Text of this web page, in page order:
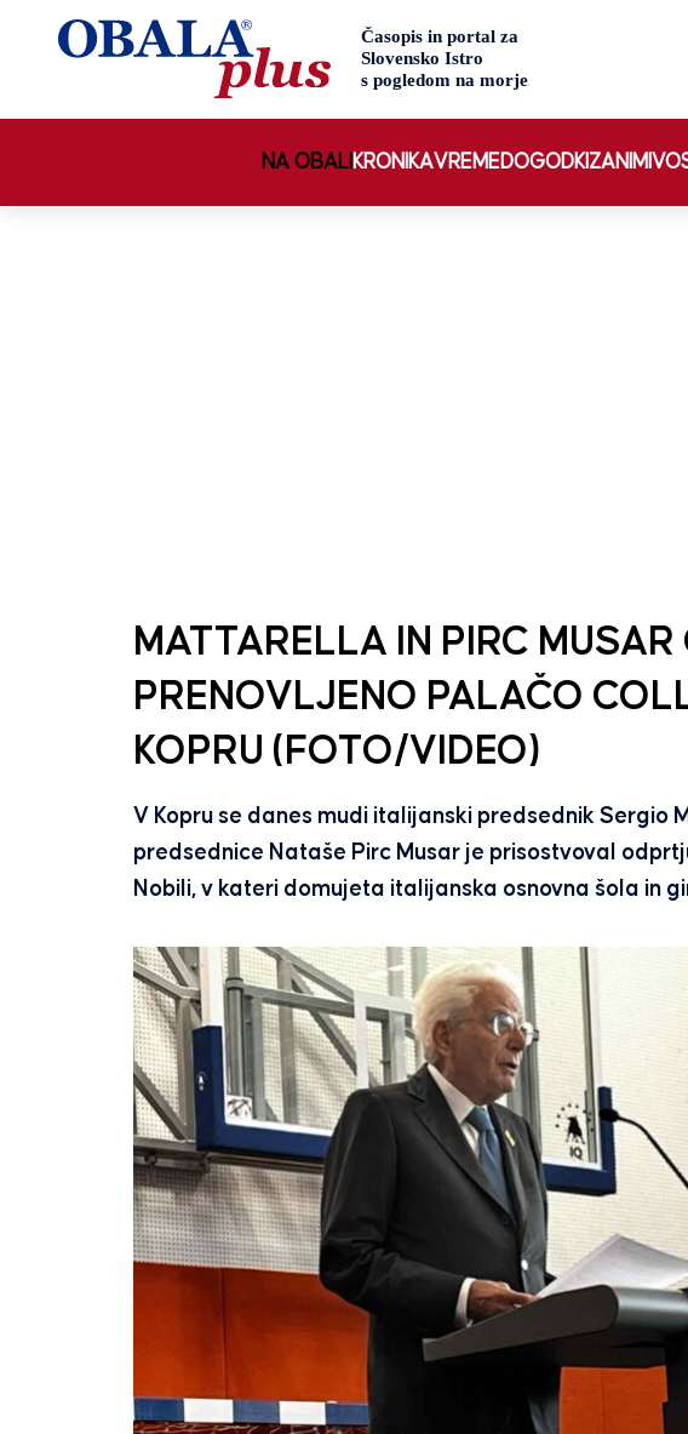
NA OBALI KRONIKAVREMEDOGODKI
MATTARELLA IN PIRC
PRENOVLJENO PALAČO
KOPRU (FOTO/VIDEO)
V Kopru se danes mudi italijanski predsednik Sergio
predsednice Nataše Pirc Musar je prisostvoval
Nobili, v kateri domujeta italijanska osnovna šola in